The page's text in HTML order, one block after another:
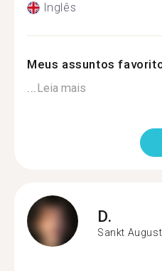
Inglês
Meus assuntos
...Leia mais
D.
Sankt